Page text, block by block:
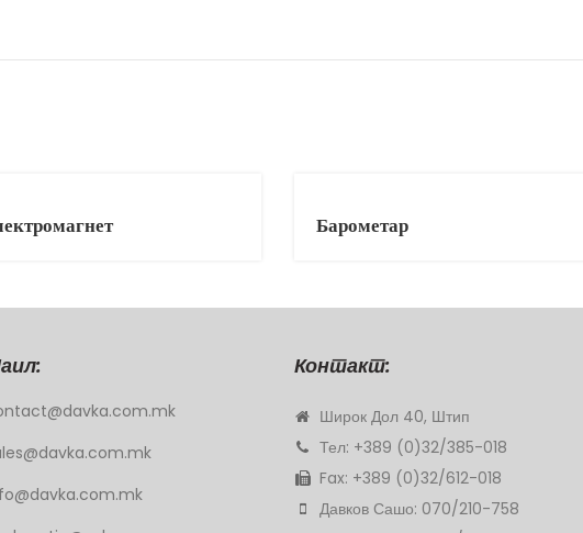
Барометар
Контакт:
Широк Дол 40, Штип
Тел: +389 (0)32/385-018
Fax: +389 (0)32/612-018
Давков Сашо: 070/210-758